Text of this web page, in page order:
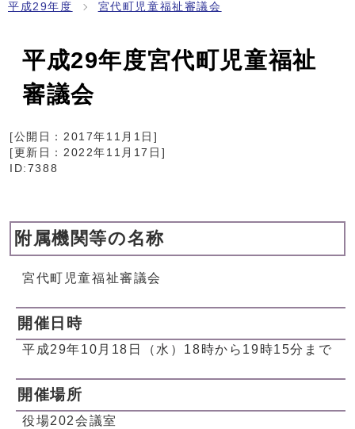
平成29年度 宮代町児童福祉審議会
平成29年度宮代町児童福祉
審議会
[公開日： 2017年11月1日 ]
[更新日： 2022年11月17日 ]
ID:7388
附属機関等の名称
宮代町児童福祉審議会
開催日時
平成29年10月18日（水）18時から19時15分まで
開催場所
役場202会議室